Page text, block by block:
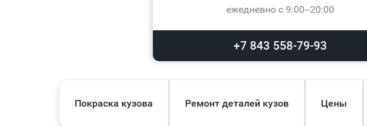
ежедневно с 9:00–20:00
+7 843 558-79-93
Покраска кузова Ремонт деталей кузов Цены